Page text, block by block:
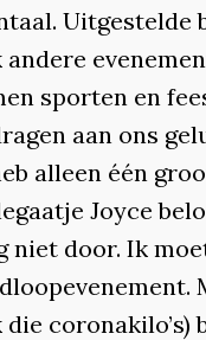
Uitgestelde
andere
sporten en
aan ons
alleen één
Joyce
niet door. Ik
die coronakilo’s)